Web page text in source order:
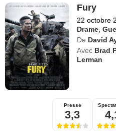
Fury
22 octobre
Drame,
De David
Avec Brad
Lerman
Presse
3,3